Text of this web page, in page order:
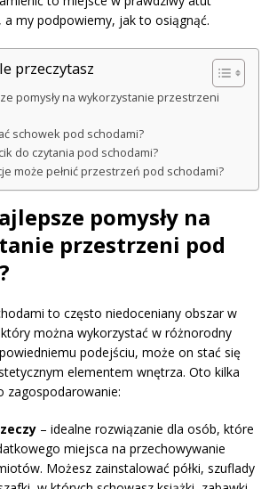
my podpowiemy, jak to osiągnąć.
przeczytasz
pomysły na wykorzystanie przestrzeni
schowek pod schodami?
do czytania pod schodami?
może pełnić przestrzeń pod schodami?
pomysły na
przestrzeni pod
to często niedoceniany obszar w
można wykorzystać w różnorodny
podejściu, może on stać się
elementem wnętrza. Oto kilka
zagospodarowanie:
– idealne rozwiązanie dla osób, które
miejsca na przechowywanie
Możesz zainstalować półki, szuflady